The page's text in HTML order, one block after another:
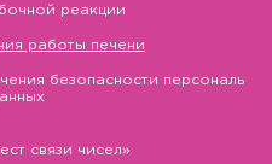
реакции
работы печени
безопасности персональ
связи чисел»